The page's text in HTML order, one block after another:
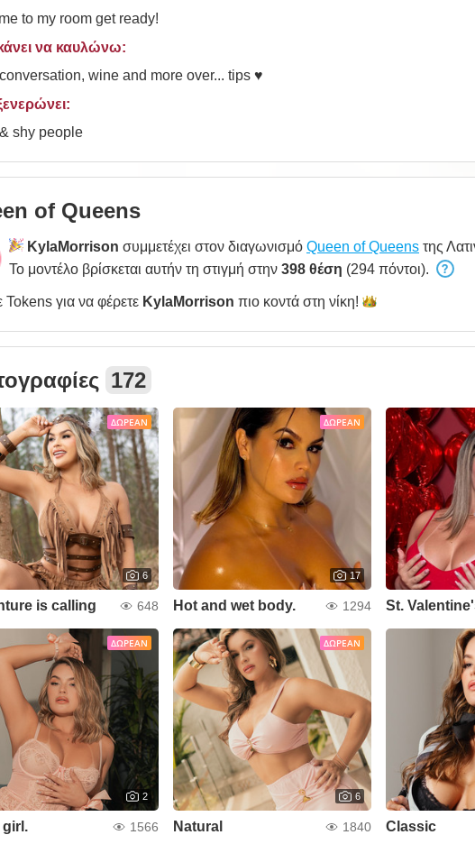
to my room get ready!
να καυλώνω:
wine and more over... tips ♥
shy people
of Queens
KylaMorrison συμμετέχει στον διαγωνισμό Queen of Queens της
Το μοντέλο βρίσκεται αυτήν τη στιγμή στην 398 θέση (294 πόντοι).
Tokens για να φέρετε KylaMorrison πιο κοντά στη νίκη!
172
ΔΩΡΕΆΝ
6
is calling 648
ΔΩΡΕΆΝ
17
Hot and wet body. 1294 St.
ΔΩΡΕΆΝ
2
girl. 1566
ΔΩΡΕΆΝ
6
Natural 1840 Classic